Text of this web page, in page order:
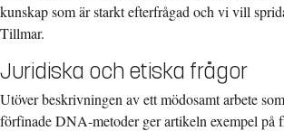
kunskap som är starkt efterfrågad och vi vill
Tillmar.
Juridiska och etiska frågor
Utöver beskrivningen av ett mödosamt arbete
förfinade DNA-metoder ger artikeln exempel på